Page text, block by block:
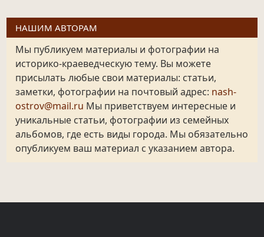
НАШИМ АВТОРАМ
Мы публикуем материалы и фотографии на
историко-краеведческую тему. Вы можете
присылать любые свои материалы: статьи,
заметки, фотографии на почтовый адрес: nash-
ostrov@mail.ru Мы приветствуем интересные и
уникальные статьи, фотографии из семейных
альбомов, где есть виды города. Мы обязательно
опубликуем ваш материал с указанием автора.